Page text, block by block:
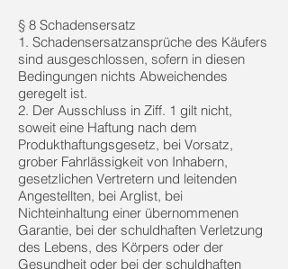
§ 8 Schadensersatz
1. Schadensersatzansprüche des Käufers
sind ausgeschlossen, sofern in diesen
Bedingungen nichts Abweichendes
geregelt ist.
2. Der Ausschluss in Ziff. 1 gilt nicht,
soweit eine Haftung nach dem
Produkthaftungsgesetz, bei Vorsatz,
grober Fahrlässigkeit von Inhabern,
gesetzlichen Vertretern und leitenden
Angestellten, bei Arglist, bei
Nichteinhaltung einer übernommenen
Garantie, bei der schuldhaften Verletzung
des Lebens, des Körpers oder der
Gesundheit oder bei der schuldhaften